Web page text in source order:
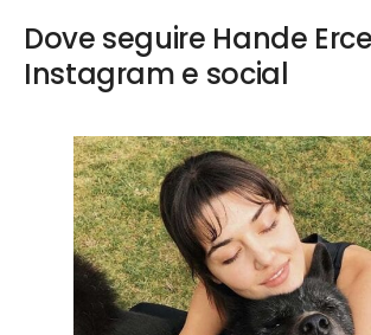
Dove seguire Hande
Instagram e social